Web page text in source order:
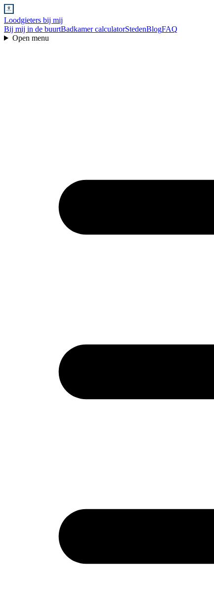
Loodgieters bij mij
Bij mij in de buurtBadkamer calculatorStedenBlogFAQ
Open menu